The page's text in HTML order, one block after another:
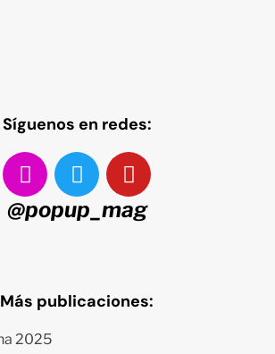
Síguenos en redes:
@popup_mag
Más publicaciones: